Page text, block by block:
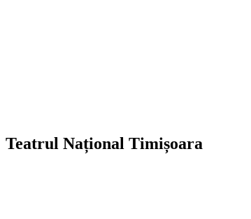
Teatrul Național Timișoara